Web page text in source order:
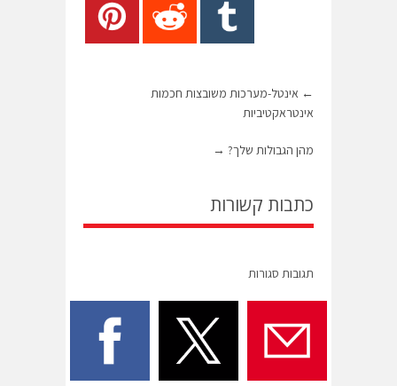
← אינטל-מערכות משובצות חכמות
אינטראקטיביות
מהן הגבולות שלך? →
כתבות קשורות
תגובות סגורות